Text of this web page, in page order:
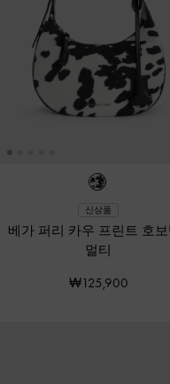
신상품
베가 퍼리 카우 프린트 호보
멀티
₩125,900